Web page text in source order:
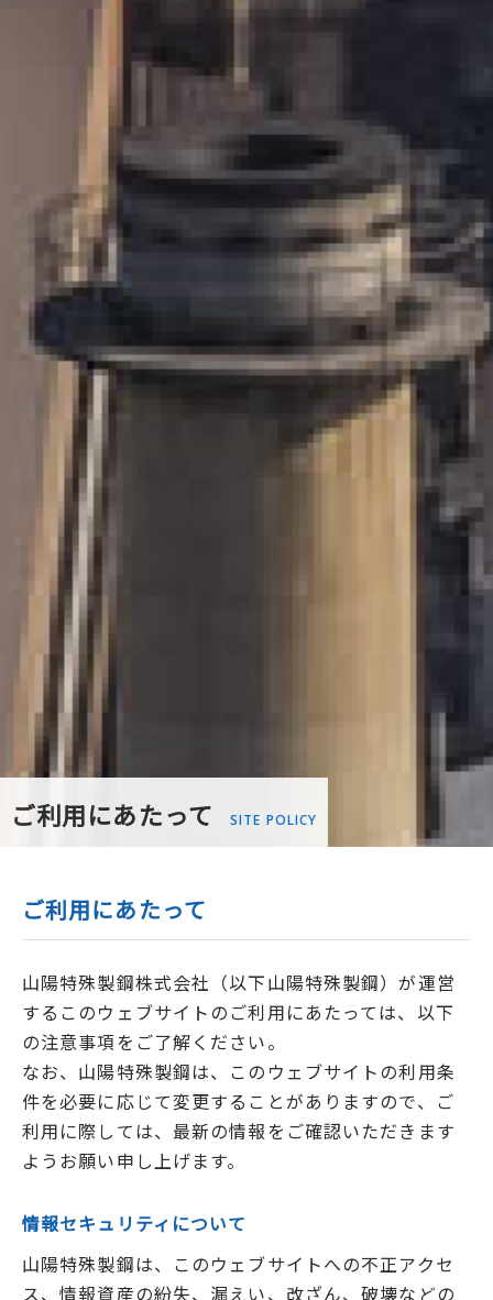
ご利用にあたって SITE POLICY
ご利用にあたって
山陽特殊製鋼株式会社（以下山陽特殊製鋼）が運営
するこのウェブサイトのご利用にあたっては、以下
の注意事項をご了解ください。
なお、山陽特殊製鋼は、このウェブサイトの利用条
件を必要に応じて変更することがありますので、ご
利用に際しては、最新の情報をご確認いただきます
ようお願い申し上げます。
情報セキュリティについて
山陽特殊製鋼は、このウェブサイトへの不正アクセ
ス、情報資産の紛失、漏えい、改ざん、破壊などの